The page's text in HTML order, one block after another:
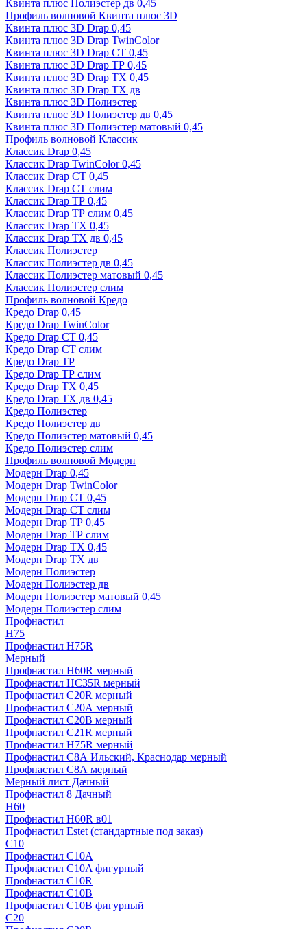
Квинта плюс Полиэстер дв 0,45
Профиль волновой Квинта плюс 3D
Квинта плюс 3D Drap 0,45
Квинта плюс 3D Drap TwinColor
Квинта плюс 3D Drap СТ 0,45
Квинта плюс 3D Drap ТР 0,45
Квинта плюс 3D Drap ТХ 0,45
Квинта плюс 3D Drap ТХ дв
Квинта плюс 3D Полиэстер
Квинта плюс 3D Полиэстер дв 0,45
Квинта плюс 3D Полиэстер матовый 0,45
Профиль волновой Классик
Классик Drap 0,45
Классик Drap TwinColor 0,45
Классик Drap СТ 0,45
Классик Drap СТ слим
Классик Drap ТР 0,45
Классик Drap ТР слим 0,45
Классик Drap ТХ 0,45
Классик Drap ТХ дв 0,45
Классик Полиэстер
Классик Полиэстер дв 0,45
Классик Полиэстер матовый 0,45
Классик Полиэстер слим
Профиль волновой Кредо
Кредо Drap 0,45
Кредо Drap TwinColor
Кредо Drap СТ 0,45
Кредо Drap СТ слим
Кредо Drap ТР
Кредо Drap ТР слим
Кредо Drap ТХ 0,45
Кредо Drap ТХ дв 0,45
Кредо Полиэстер
Кредо Полиэстер дв
Кредо Полиэстер матовый 0,45
Кредо Полиэстер слим
Профиль волновой Модерн
Модерн Drap 0,45
Модерн Drap TwinColor
Модерн Drap СТ 0,45
Модерн Drap СТ слим
Модерн Drap ТР 0,45
Модерн Drap ТР слим
Модерн Drap ТХ 0,45
Модерн Drap ТХ дв
Модерн Полиэстер
Модерн Полиэстер дв
Модерн Полиэстер матовый 0,45
Модерн Полиэстер слим
Профнастил
H75
Профнастил H75R
Мерный
Профнастил H60R мерный
Профнастил HC35R мерный
Профнастил С20R мерный
Профнастил С20А мерный
Профнастил С20В мерный
Профнастил С21R мерный
Профнастил Н75R мерный
Профнастил С8А Ильский, Краснодар мерный
Профнастил С8А мерный
Мерный лист Дачный
Профнастил 8 Дачный
Н60
Профнастил H60R в01
Профнастил Estet (стандартные под заказ)
C10
Профнастил С10A
Профнастил С10A фигурный
Профнастил С10R
Профнастил С10В
Профнастил С10В фигурный
C20